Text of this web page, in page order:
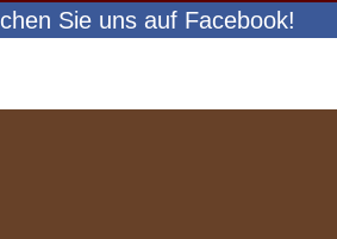
Sie uns auf Facebook!